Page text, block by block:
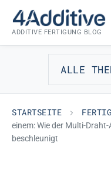
Inhalt
springen
ADDITIVE FERTIGUNG BLOG
ALLE
STARTSEITE
einem: Wie der Multi-
beschleunigt
FERTIGUNG